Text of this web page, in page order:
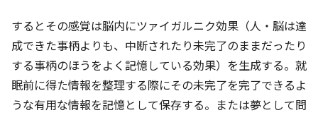
するとその感覚は脳内にツァイガルニク効果（人・脳は達
成できた事柄よりも、中断されたり未完了のままだったり
する事柄のほうをよく記憶している効果）を生成する。就
眠前に得た情報を整理する際にその未完了を完了できるよ
うな有用な情報を記憶として保存する。または夢として問